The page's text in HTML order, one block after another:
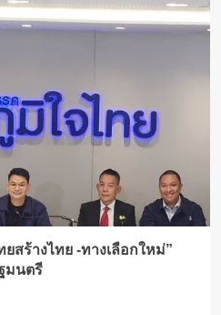
สร้างไทย -ทางเลือกใหม่”
มนตรี